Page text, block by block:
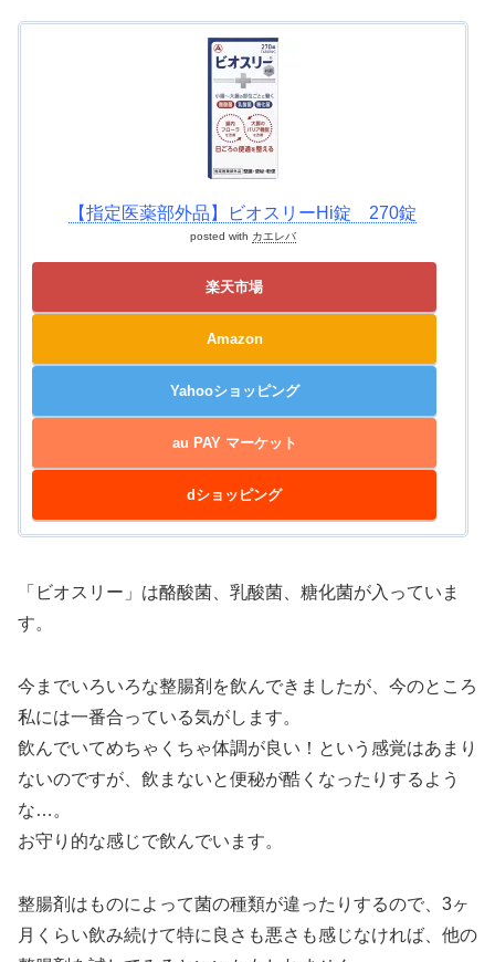
【指定医薬部外品】ビオスリーHi錠 270錠
posted with カエレバ
楽天市場
Amazon
Yahooショッピング
au PAY マーケット
dショッピング
「ビオスリー」は酪酸菌、乳酸菌、糖化菌が入っていま
す。
今までいろいろな整腸剤を飲んできましたが、今のところ
私には一番合っている気がします。
飲んでいてめちゃくちゃ体調が良い！という感覚はあまり
ないのですが、飲まないと便秘が酷くなったりするよう
な…。
お守り的な感じで飲んでいます。
整腸剤はものによって菌の種類が違ったりするので、3ヶ
月くらい飲み続けて特に良さも悪さも感じなければ、他の